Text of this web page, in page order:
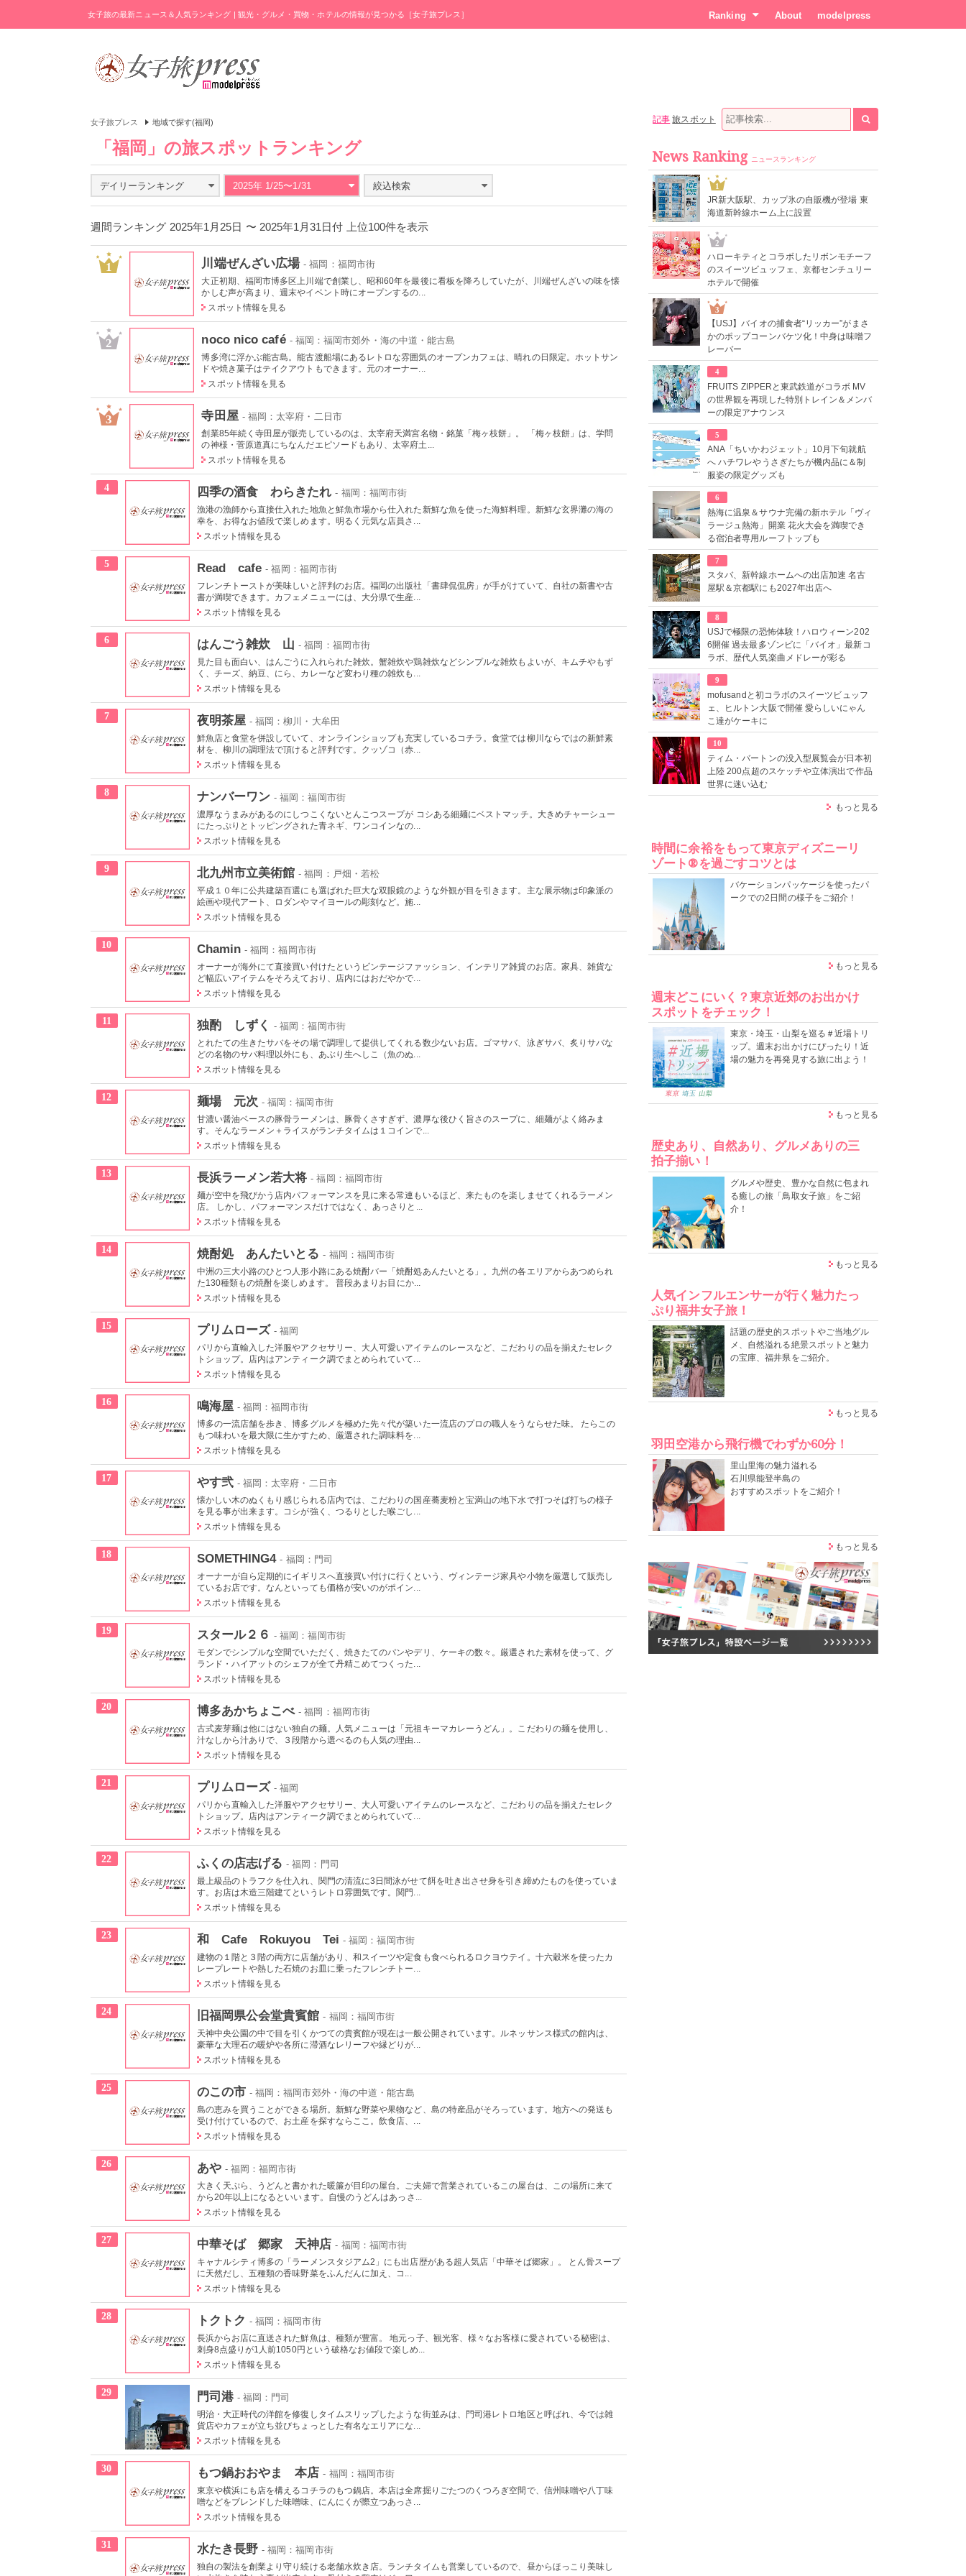
女子旅の最新ニュース＆人気ランキング | 観光・グルメ・買物・ホテルの情報が見つかる［女子旅プレス］ Ranking About modelpress
女子旅プレス 地域で探す(福岡)
「福岡」の旅スポットランキング
デイリーランキング 2025年 1/25〜1/31 絞込検索
週間ランキング 2025年1月25日 〜 2025年1月31日付 上位100件を表示
1 川端ぜんざい広場 - 福岡：福岡市街
大正初期、福岡市博多区上川端で創業し、昭和60年を最後に看板を降ろしていたが、川端ぜんざいの味を懐
かしむ声が高まり、週末やイベント時にオープンするの...
スポット情報を見る
2 noco nico café - 福岡：福岡市郊外・海の中道・能古島
博多湾に浮かぶ能古島。能古渡船場にあるレトロな雰囲気のオープンカフェは、晴れの日限定。ホットサン
ドや焼き菓子はテイクアウトもできます。元のオーナー...
スポット情報を見る
3 寺田屋 - 福岡：太宰府・二日市
創業85年続く寺田屋が販売しているのは、太宰府天満宮名物・銘菓「梅ヶ枝餅」。 「梅ヶ枝餅」は、学問
の神様・菅原道真にちなんだエピソードもあり、太宰府土...
スポット情報を見る
4 四季の酒食 わらきたれ - 福岡：福岡市街
漁港の漁師から直接仕入れた地魚と鮮魚市場から仕入れた新鮮な魚を使った海鮮料理。新鮮な玄界灘の海の
幸を、お得なお値段で楽しめます。明るく元気な店員さ...
スポット情報を見る
5 Read cafe - 福岡：福岡市街
フレンチトーストが美味しいと評判のお店。福岡の出版社「書肆侃侃房」が手がけていて、自社の新書や古
書が満喫できます。カフェメニューには、大分県で生産...
スポット情報を見る
6 はんごう雑炊 山 - 福岡：福岡市街
見た目も面白い、はんごうに入れられた雑炊。蟹雑炊や鶏雑炊などシンプルな雑炊もよいが、キムチやもず
く、チーズ、納豆、にら、カレーなど変わり種の雑炊も...
スポット情報を見る
7 夜明茶屋 - 福岡：柳川・大牟田
鮮魚店と食堂を併設していて、オンラインショップも充実しているコチラ。食堂では柳川ならではの新鮮素
材を、柳川の調理法で頂けると評判です。クッゾコ（赤...
スポット情報を見る
8 ナンバーワン - 福岡：福岡市街
濃厚なうまみがあるのにしつこくないとんこつスープが コシある細麺にベストマッチ。大きめチャーシュー
にたっぷりとトッピングされた青ネギ、ワンコインなの...
スポット情報を見る
9 北九州市立美術館 - 福岡：戸畑・若松
平成１０年に公共建築百選にも選ばれた巨大な双眼鏡のような外観が目を引きます。主な展示物は印象派の
絵画や現代アート、ロダンやマイヨールの彫刻など。施...
スポット情報を見る
10 Chamin - 福岡：福岡市街
オーナーが海外にて直接買い付けたというビンテージファッション、インテリア雑貨のお店。家具、雑貨な
ど幅広いアイテムをそろえており、店内にはおだやかで...
スポット情報を見る
11 独酌 しずく - 福岡：福岡市街
とれたての生きたサバをその場で調理して提供してくれる数少ないお店。ゴマサバ、泳ぎサバ、炙りサバな
どの名物のサバ料理以外にも、あぶり生へしこ（魚のぬ...
スポット情報を見る
12 麺場 元次 - 福岡：福岡市街
甘濃い醤油ベースの豚骨ラーメンは、豚骨くさすぎず、濃厚な後ひく旨さのスープに、細麺がよく絡みま
す。そんなラーメン＋ライスがランチタイムは１コインで...
スポット情報を見る
13 長浜ラーメン若大将 - 福岡：福岡市街
麺が空中を飛びかう店内パフォーマンスを見に来る常連もいるほど、来たものを楽しませてくれるラーメン
店。 しかし、パフォーマンスだけではなく、あっさりと...
スポット情報を見る
14 焼酎処 あんたいとる - 福岡：福岡市街
中洲の三大小路のひとつ人形小路にある焼酎バー「焼酎処あんたいとる」。九州の各エリアからあつめられ
た130種類もの焼酎を楽しめます。 普段あまりお目にか...
スポット情報を見る
15 プリムローズ - 福岡
パリから直輸入した洋服やアクセサリー、大人可愛いアイテムのレースなど、こだわりの品を揃えたセレク
トショップ。店内はアンティーク調でまとめられていて...
スポット情報を見る
16 鳴海屋 - 福岡：福岡市街
博多の一流店舗を歩き、博多グルメを極めた先々代が築いた一流店のプロの職人をうならせた味。 たらこの
もつ味わいを最大限に生かすため、厳選された調味料を...
スポット情報を見る
17 やす弐 - 福岡：太宰府・二日市
懐かしい木のぬくもり感じられる店内では、こだわりの国産蕎麦粉と宝満山の地下水で打つそば打ちの様子
を見る事が出来ます。コシが強く、つるりとした喉ごし...
スポット情報を見る
18 SOMETHING4 - 福岡：門司
オーナーが自ら定期的にイギリスへ直接買い付けに行くという、ヴィンテージ家具や小物を厳選して販売し
ているお店です。なんといっても価格が安いのがポイン...
スポット情報を見る
19 スタール２６ - 福岡：福岡市街
モダンでシンプルな空間でいただく、焼きたてのパンやデリ、ケーキの数々。厳選された素材を使って、グ
ランド・ハイアットのシェフが全て丹精こめてつくった...
スポット情報を見る
20 博多あかちょこべ - 福岡：福岡市街
古式麦芽麺は他にはない独自の麺。人気メニューは「元祖キーマカレーうどん」。こだわりの麺を使用し、
汁なしから汁ありで、３段階から選べるのも人気の理由...
スポット情報を見る
21 プリムローズ - 福岡
パリから直輸入した洋服やアクセサリー、大人可愛いアイテムのレースなど、こだわりの品を揃えたセレク
トショップ。店内はアンティーク調でまとめられていて...
スポット情報を見る
22 ふくの店志げる - 福岡：門司
最上級品のトラフクを仕入れ、関門の清流に3日間泳がせて餌を吐き出させ身を引き締めたものを使っていま
す。お店は木造三階建てというレトロ雰囲気です。関門...
スポット情報を見る
23 和 Cafe Rokuyou Tei - 福岡：福岡市街
建物の１階と３階の両方に店舗があり、和スイーツや定食も食べられるロクヨウテイ。十六穀米を使ったカ
レープレートや熱した石焼のお皿に乗ったフレンチトー...
スポット情報を見る
24 旧福岡県公会堂貴賓館 - 福岡：福岡市街
天神中央公園の中で目を引くかつての貴賓館が現在は一般公開されています。ルネッサンス様式の館内は、
豪華な大理石の暖炉や各所に滞酒なレリーフや縁どりが...
スポット情報を見る
25 のこの市 - 福岡：福岡市郊外・海の中道・能古島
島の恵みを買うことができる場所。新鮮な野菜や果物など、島の特産品がそろっています。地方への発送も
受け付けているので、お土産を探すならここ。飲食店、...
スポット情報を見る
26 あや - 福岡：福岡市街
大きく天ぷら、うどんと書かれた暖簾が目印の屋台。ご夫婦で営業されているこの屋台は、この場所に来て
から20年以上になるといいます。自慢のうどんはあっさ...
スポット情報を見る
27 中華そば 郷家 天神店 - 福岡：福岡市街
キャナルシティ博多の「ラーメンスタジアム2」にも出店歴がある超人気店「中華そば郷家」。 とん骨スープ
に天然だし、五種類の香味野菜をふんだんに加え、コ...
スポット情報を見る
28 トクトク - 福岡：福岡市街
長浜からお店に直送された鮮魚は、種類が豊富。 地元っ子、観光客、様々なお客様に愛されている秘密は、
刺身8点盛りが1人前1050円という破格なお値段で楽しめ...
スポット情報を見る
29 門司港 - 福岡：門司
明治・大正時代の洋館を修復しタイムスリップしたような街並みは、門司港レトロ地区と呼ばれ、今では雑
貨店やカフェが立ち並びちょっとした有名なエリアにな...
スポット情報を見る
30 もつ鍋おおやま 本店 - 福岡：福岡市街
東京や横浜にも店を構えるコチラのもつ鍋店。本店は全席掘りごたつのくつろぎ空間で、信州味噌や八丁味
噌などをブレンドした味噌味、にんにくが際立つあっさ...
スポット情報を見る
31 水たき長野 - 福岡：福岡市街
独自の製法を創業より守り続ける老舗水炊き店。ランチタイムも営業しているので、昼からほっこり美味し
記事 旅スポット
News Ranking ニュースランキング
1
JR新大阪駅、カップ氷の自販機が登場 東
海道新幹線ホーム上に設置
2
ハローキティとコラボしたリボンモチーフ
のスイーツビュッフェ、京都センチュリー
ホテルで開催
3
【USJ】バイオの捕食者“リッカー”がまさ
かのポップコーンバケツ化！中身は味噌フ
レーバー
4
FRUITS ZIPPERと東武鉄道がコラボ MV
の世界観を再現した特別トレイン＆メンバ
ーの限定アナウンス
5
ANA「ちいかわジェット」10月下旬就航
へ ハチワレやうさぎたちが機内品に＆制
服姿の限定グッズも
6
熱海に温泉＆サウナ完備の新ホテル「ヴィ
ラージュ熱海」開業 花火大会を満喫でき
る宿泊者専用ルーフトップも
7
スタバ、新幹線ホームへの出店加速 名古
屋駅＆京都駅にも2027年出店へ
8
USJで極限の恐怖体験！ハロウィーン202
6開催 過去最多ゾンビに「バイオ」最新コ
ラボ、歴代人気楽曲メドレーが彩る
9
mofusandと初コラボのスイーツビュッフ
ェ、ヒルトン大阪で開催 愛らしいにゃん
こ達がケーキに
10
ティム・バートンの没入型展覧会が日本初
上陸 200点超のスケッチや立体演出で作品
世界に迷い込む
もっと見る
時間に余裕をもって東京ディズニーリ
ゾート®を過ごすコツとは
バケーションパッケージを使ったパ
ークでの2日間の様子をご紹介！
もっと見る
週末どこにいく？東京近郊のお出かけ
スポットをチェック！
東京・埼玉・山梨を巡る＃近場トリ
ップ。週末お出かけにぴったり！近
場の魅力を再発見する旅に出よう！
もっと見る
歴史あり、自然あり、グルメありの三
拍子揃い！
グルメや歴史、豊かな自然に包まれ
る癒しの旅「鳥取女子旅」をご紹
介！
もっと見る
人気インフルエンサーが行く魅力たっ
ぷり福井女子旅！
話題の歴史的スポットやご当地グル
メ、自然溢れる絶景スポットと魅力
の宝庫、福井県をご紹介。
もっと見る
羽田空港から飛行機でわずか60分！
里山里海の魅力溢れる
石川県能登半島の
おすすめスポットをご紹介！
もっと見る